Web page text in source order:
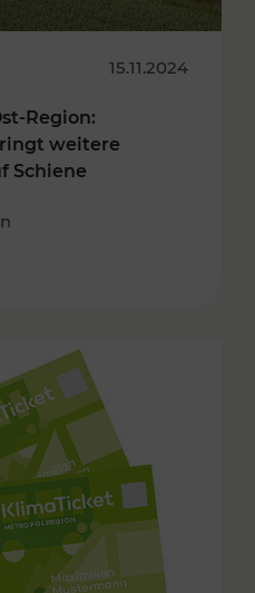
15.11.2024
Region:
weitere
Schiene